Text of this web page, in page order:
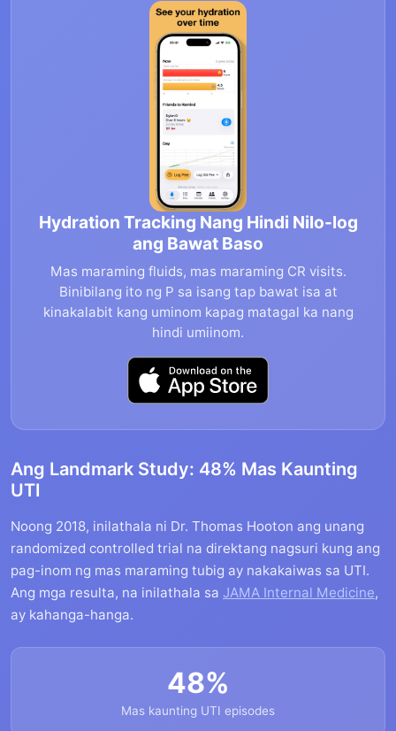
Hydration Tracking Nang Hindi Nilo-log
ang Bawat Baso
Mas maraming fluids, mas maraming CR visits.
Binibilang ito ng P sa isang tap bawat isa at
kinakalabit kang uminom kapag matagal ka nang
hindi umiinom.
Ang Landmark Study: 48% Mas Kaunting
UTI
Noong 2018, inilathala ni Dr. Thomas Hooton ang unang
randomized controlled trial na direktang nagsuri kung ang
pag-inom ng mas maraming tubig ay nakakaiwas sa UTI.
Ang mga resulta, na inilathala sa JAMA Internal Medicine,
ay kahanga-hanga.
48%
Mas kaunting UTI episodes